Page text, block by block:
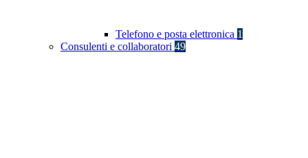
Telefono e posta elettronica 1
Consulenti e collaboratori 49